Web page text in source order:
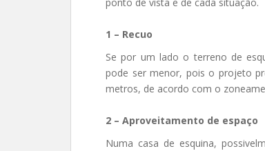
1 – Recuo
Se por um lado o terreno de
pode ser menor, pois o projeto
metros, de acordo com o
2 – Aproveitamento de espaço
Numa casa de esquina,